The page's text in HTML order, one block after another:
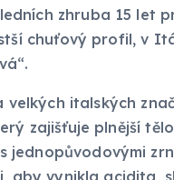
zhruba 15 let
chuťový profil, v
italských
zajišťuje plnější
aby vynikla acidita,